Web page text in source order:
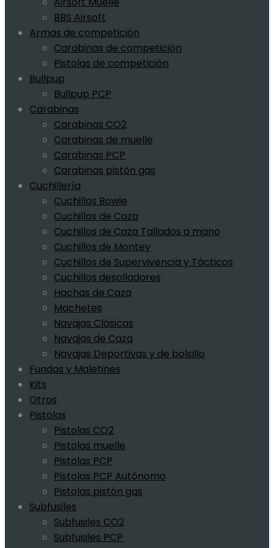
BBS Airsoft
Armas de competición
Carabinas de competición
Pistolas de competición
Bullpup
Bullpup PCP
Carabinas
Carabinas CO2
Carabinas de muelle
Carabinas PCP
Carabinas pistón gas
Cuchillería
Cuchillos Bowie
Cuchillos de Caza
Cuchillos de Caza Tallados a mano
Cuchillos de Montey
Cuchillos de Supervivencia y Tácticos
Cuchillos desolladores
Hachas de Caza
Machetes
Navajas Clásicas
Navajas de Caza
Navajas Deportivas y de bolsillo
Fundas y Maletines
Kits
Otros
Pistolas
Pistolas CO2
Pistolas muelle
Pistolas PCP
Pistolas PCP Autónomo
Pistolas pistón gas
Subfusiles
Subfusiles CO2
Subfusiles PCP